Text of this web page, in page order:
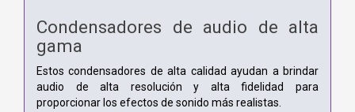
Condensadores de audio de alta
gama
Estos condensadores de alta calidad ayudan a brindar
audio de alta resolución y alta fidelidad para
proporcionar los efectos de sonido más realistas.